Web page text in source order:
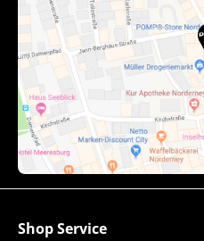
Shop Service